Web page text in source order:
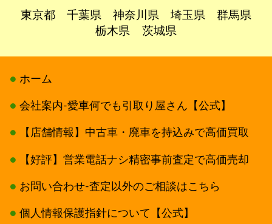
東京都
千葉県 神奈川県 埼玉県
群馬県
栃木県
茨城県
ホーム
会社案内-愛車何でも引取り屋さん【公式】
【店舗情報】中古車・廃車を持込みで高価買取
【好評】営業電話ナシ精密事前査定で高価売却
お問い合わせ-査定以外のご相談はこちら
個人情報保護指針について【公式】